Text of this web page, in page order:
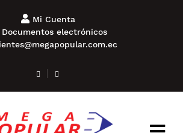
Mi Cuenta
Documentos electrónicos